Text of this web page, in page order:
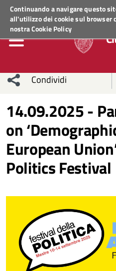
Continuando a navigare questo
all'utilizzo dei cookie sul browser
nostraCookie Policy
Regione Veneto ACCEDI
Condividi
sui social
network
Condividi
su
14.09.2025 -
on
European
Politics Festival